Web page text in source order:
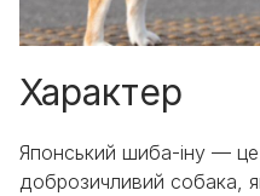
Характер
Японський шиба-іну — це
доброзичливий собака,